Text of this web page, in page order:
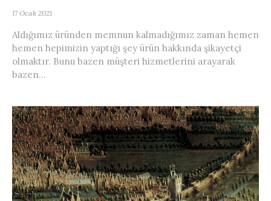
17 Ocak 2021
Aldığımız üründen memnun kalmadığımız zaman hemen
hemen hepimizin yaptığı şey ürün hakkında şikayetçi
olmaktır. Bunu bazen müşteri hizmetlerini arayarak
bazen...